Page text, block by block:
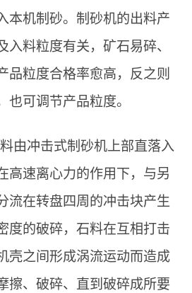
本机制砂。制砂机的出料产
入料粒度有关，矿石易碎、
品粒度合格率愈高，反之则
也可调节产品粒度。
由冲击式制砂机上部直落入
高速离心力的作用下，与另
流在转盘四周的冲击块产生
度的破碎，石料在互相打击
壳之间形成涡流运动而造成
擦、破碎、直到破碎成所要